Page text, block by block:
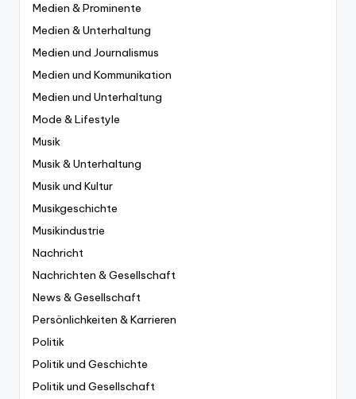
Medien & Prominente
Medien & Unterhaltung
Medien und Journalismus
Medien und Kommunikation
Medien und Unterhaltung
Mode & Lifestyle
Musik
Musik & Unterhaltung
Musik und Kultur
Musikgeschichte
Musikindustrie
Nachricht
Nachrichten & Gesellschaft
News & Gesellschaft
Persönlichkeiten & Karrieren
Politik
Politik und Geschichte
Politik und Gesellschaft